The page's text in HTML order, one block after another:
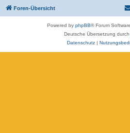
Foren-Übersicht
Powered by phpBB® Forum
Deutsche Übersetzung durch
Datenschutz|